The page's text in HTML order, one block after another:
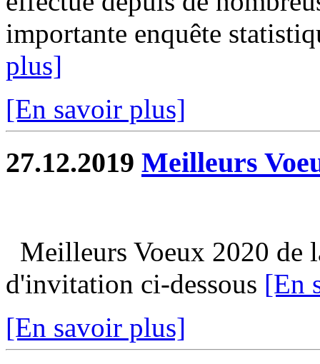
importante enquête
plus]
[En savoir plus]
27.12.2019 Meilleurs
Meilleurs Voeux 2020
d'invitation ci-dessous [En
[En savoir plus]